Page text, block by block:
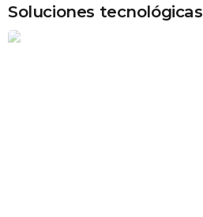
Soluciones tecnológicas